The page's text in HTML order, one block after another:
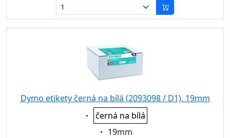
Dymo etikety černá na bílá (2093098 / D1), 19mm
Eigenschaft:
černá na bílá
Eigenschaft:
19mm